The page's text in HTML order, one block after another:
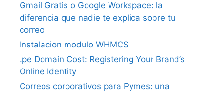
Gmail Gratis o Google Workspace: la
diferencia que nadie te explica sobre tu
correo
Instalacion modulo WHMCS
.pe Domain Cost: Registering Your Brand’s
Online Identity
Correos corporativos para Pymes: una